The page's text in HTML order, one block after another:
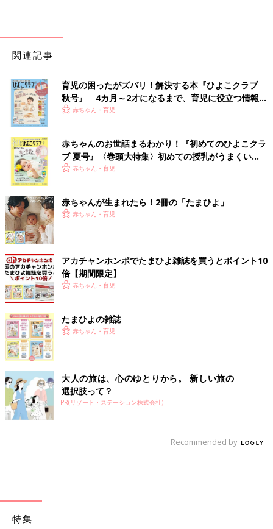
関連記事
育児の困ったがズバリ！解決する本『ひよこクラブ
秋号』 4カ月～2才になるまで、育児に役立つ情報が
いっぱい！
赤ちゃん・育児
赤ちゃんのお世話まるわかり！『初めてのひよこクラ
ブ 夏号』〈巻頭大特集〉初めての授乳がうまくい
く！ おっぱい・ミルクの基本と夏のトラブル 解決テ
赤ちゃん・育児
赤ちゃんが生まれたら！2冊の「たまひよ」
赤ちゃん・育児
アカチャンホンポでたまひよ雑誌を買うとポイント10
倍【期間限定】
赤ちゃん・育児
たまひよの雑誌
赤ちゃん・育児
大人の旅は、心のゆとりから。 新しい旅の
選択肢って？
PR(リゾート・ステーション株式会社)
Recommended by
特集